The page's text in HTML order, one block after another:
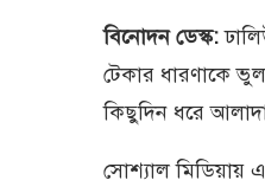
বিনোদন ডেস্ক:
টেকার ধারণাকে
কিছুদিন ধরে
সোশ্যাল মিডিয়ায়